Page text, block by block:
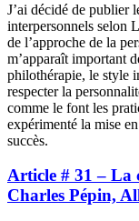
J’ai décidé de publier
interpersonnels selon
de l’approche de la
m’apparaît important
philothérapie, le style
respecter la
comme le font les
expérimenté la mise
succès.
Article # 31 – La
Charles Pépin,